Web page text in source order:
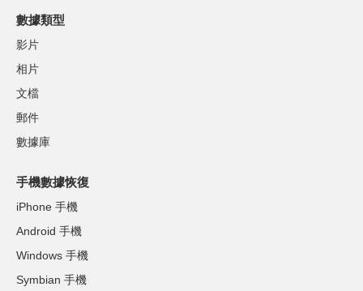
數據類型
影片
相片
文檔
郵件
數據庫
手機數據恢復
iPhone 手機
Android 手機
Windows 手機
Symbian 手機